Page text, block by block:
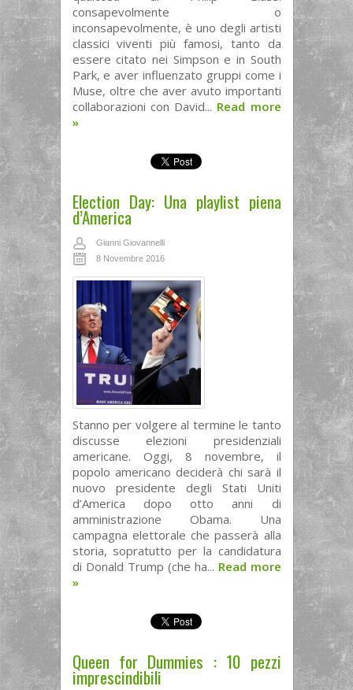
consapevolmente o
inconsapevolmente, è uno degli artisti
classici viventi più famosi, tanto da
essere citato nei Simpson e in South
Park, e aver influenzato gruppi come i
Muse, oltre che aver avuto importanti
collaborazioni con David... Read more
»
Election Day: Una playlist piena
d’America
Gianni Giovannelli
8 Novembre 2016
Stanno per volgere al termine le tanto
discusse elezioni presidenziali
americane. Oggi, 8 novembre, il
popolo americano deciderà chi sarà il
nuovo presidente degli Stati Uniti
d’America dopo otto anni di
amministrazione Obama. Una
campagna elettorale che passerà alla
storia, sopratutto per la candidatura
di Donald Trump (che ha... Read more
»
Queen for Dummies : 10 pezzi
imprescindibili